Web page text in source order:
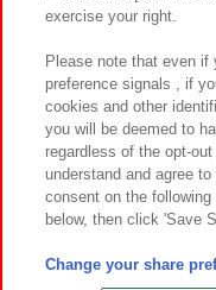
お取引先さまと
カスタマーハラスメント対
©Bandai
exercise your right.
Please note that even if
preference signals , if
cookies and other
you will be deemed to
regardless of the opt-
understand and agree
consent on the
below, then click 'Save
Change your share